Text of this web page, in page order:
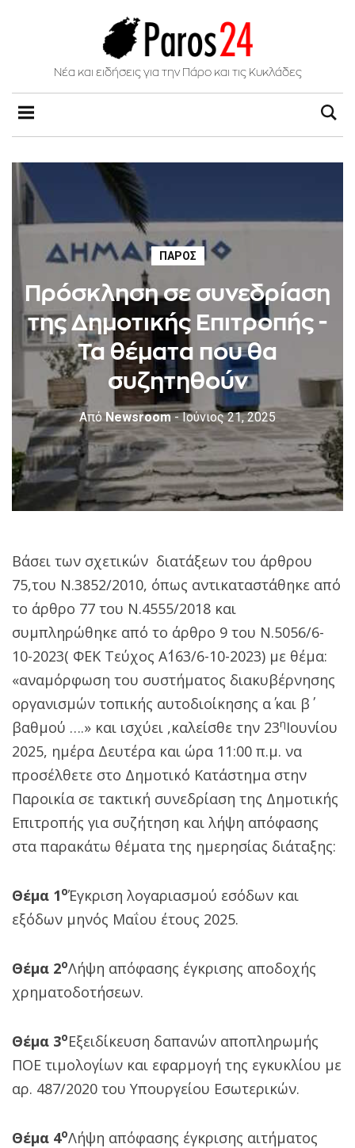
Νέα και ειδήσεις για την Πάρο και τις Κυκλάδες
ΠΆΡΟΣ
Πρόσκληση σε συνεδρίαση
της Δημοτικής Επιτροπής -
Τα θέματα που θα
συζητηθούν
ΑπόNewsroom - Ιούνιος 21, 2025
Βάσει των σχετικών διατάξεων του άρθρου
75,του Ν.3852/2010, όπως αντικαταστάθηκε από
το άρθρο 77 του Ν.4555/2018 και
συμπληρώθηκε από το άρθρο 9 του Ν.5056/6-
10-2023( ΦΕΚ Τεύχος Α΄163/6-10-2023) με θέμα:
«αναμόρφωση του συστήματος διακυβέρνησης
οργανισμών τοπικής αυτοδιοίκησης α΄ και β΄
βαθμού ….» και ισχύει ,καλείσθε την 23ηΙουνίου
2025, ημέρα Δευτέρα και ώρα 11:00 π.μ. να
προσέλθετε στο Δημοτικό Κατάστημα στην
Παροικία σε τακτική συνεδρίαση της Δημοτικής
Επιτροπής για συζήτηση και λήψη απόφασης
στα παρακάτω θέματα της ημερησίας διάταξης:
Θέμα 1οΈγκριση λογαριασμού εσόδων και
εξόδων μηνός Μαΐου έτους 2025.
Θέμα 2οΛήψη απόφασης έγκρισης αποδοχής
χρηματοδοτήσεων.
Θέμα 3οΕξειδίκευση δαπανών αποπληρωμής
ΠΟΕ τιμολογίων και εφαρμογή της εγκυκλίου με
αρ. 487/2020 του Υπουργείου Εσωτερικών.
Θέμα 4οΛήψη απόφασης έγκρισης αιτήματος